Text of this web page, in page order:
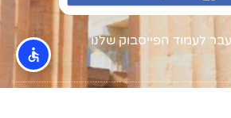
לעמוד הפייסבוק שלנו